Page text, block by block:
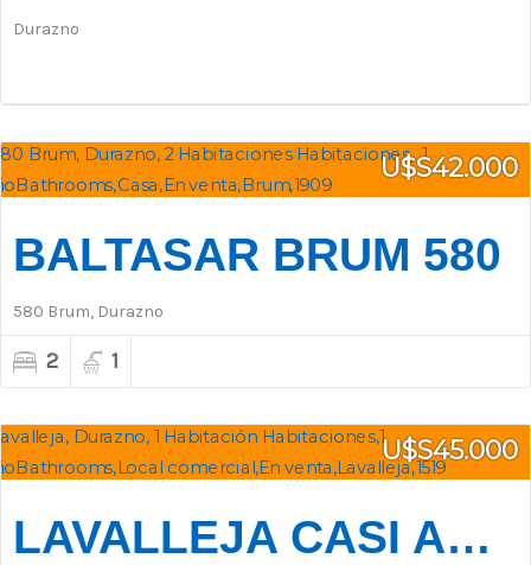
Durazno
BALTASAR BRUM 580
580 Brum, Durazno
2 1
U$S42.000
LAVALLEJA CASI ARTIGAS
U$S45.000